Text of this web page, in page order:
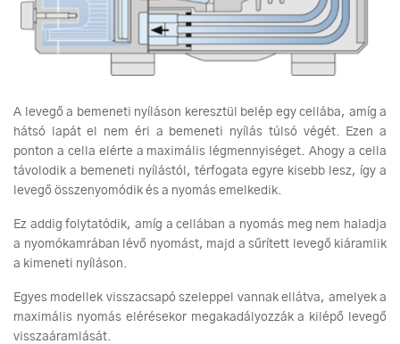
A levegő a bemeneti nyíláson keresztül belép egy cellába, amíg a
hátsó lapát el nem éri a bemeneti nyílás túlsó végét. Ezen a
ponton a cella elérte a maximális légmennyiséget. Ahogy a cella
távolodik a bemeneti nyílástól, térfogata egyre kisebb lesz, így a
levegő összenyomódik és a nyomás emelkedik.
Ez addig folytatódik, amíg a cellában a nyomás meg nem haladja
a nyomókamrában lévő nyomást, majd a sűrített levegő kiáramlik
a kimeneti nyíláson.
Egyes modellek visszacsapó szeleppel vannak ellátva, amelyek a
maximális nyomás elérésekor megakadályozzák a kilépő levegő
visszaáramlását.